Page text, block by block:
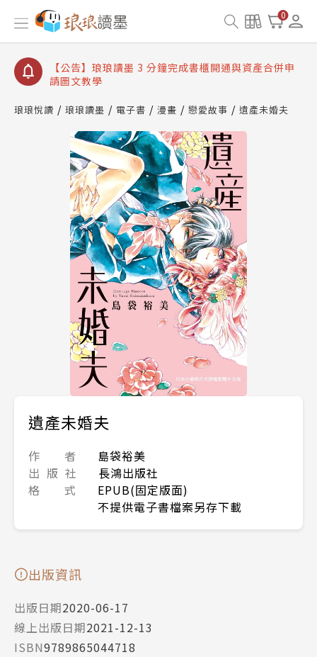
0
【公告】琅琅讀墨數位閱讀資產合併與書櫃開通申請
【公告】琅琅讀墨書櫃開通常見問題
【公告】琅琅讀墨 3 分鐘完成書櫃開通與資產合併申
請圖文教學
查詢
【公告】琅琅讀墨數位閱讀資產合併與書櫃開通申請
琅琅悅讀 琅琅讀墨 電子書 漫畫 戀愛故事 遺產未婚夫
遺產未婚夫
作 者
島袋裕美
出 版 社
長鴻出版社
格 式
EPUB(固定版面)
不提供電子書檔案另存下載
出版資訊
出版日期2020-06-17
線上出版日期2021-12-13
ISBN9789865044718